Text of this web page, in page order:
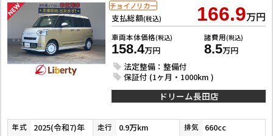
支払総額(税込) 166.9万円
車両本体価格(税込)
158.4万円
諸費用(税込)
8.5万円
法定整備：整備付
保証付 (1ヶ月・1000km )
チョイノリカー
ドリーム長田店
年式 2025(令和7)年 走行 0.9万km 排気 660cc